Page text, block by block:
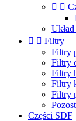
 
  Filtry
Filtry
Filtry
Filtry
Filtry
Filtry
Części SDF